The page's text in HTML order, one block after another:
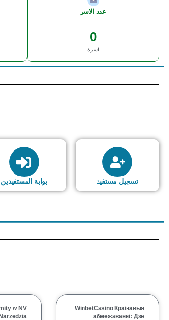
عدد الاسر
اسرة
0
تسجيل مستفيد بوابة المستفيدين
WinbetCasino Краінавыя
абмежаванні: Дзе
w NV